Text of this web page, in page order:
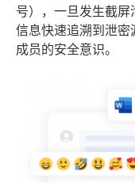
号），一旦发生截
信息快速追溯到泄密
成员的安全意识。